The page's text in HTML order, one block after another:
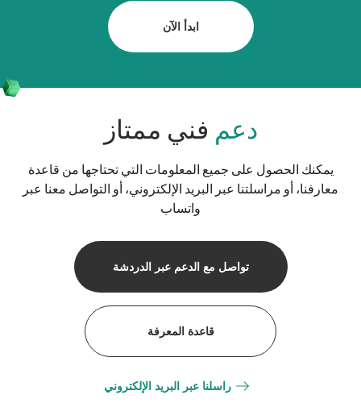
ابدأ الآن
دعم فني ممتاز
يمكنك الحصول على جميع المعلومات التي تحتاجها من قاعدة
معارفنا، أو مراسلتنا عبر البريد الإلكتروني، أو التواصل معنا عبر
واتساب
تواصل مع الدعم عبر الدردشة
قاعدة المعرفة
راسلنا عبر البريد الإلكتروني